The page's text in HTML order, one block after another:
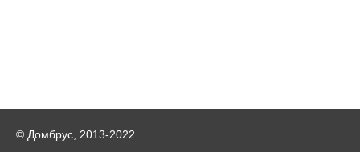
© Домбрус, 2013-2022